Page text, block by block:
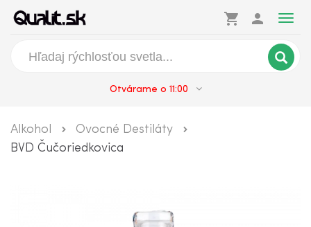
Otvárame o 11:00
shopping_cart person
Alkohol
Ovocné Destiláty
BVD Čučoriedkovica